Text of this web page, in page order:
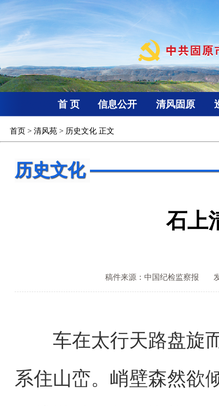
首 页 信息公开 清风固原
首页 > 清风苑 > 历史文化 正文
历史文化
石上
稿件来源：中国纪检监察报
车在太行天路盘旋而
系住山峦。峭壁森然欲